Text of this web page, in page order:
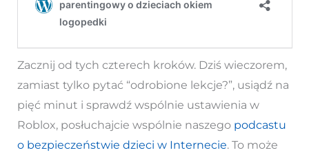
Zacznij od tych czterech kroków. Dziś wieczorem,
zamiast tylko pytać “odrobione lekcje?”, usiądź na
pięć minut i sprawdź wspólnie ustawienia w
Roblox, posłuchajcie wspólnie naszego podcastu
o bezpieczeństwie dzieci w Internecie. To może